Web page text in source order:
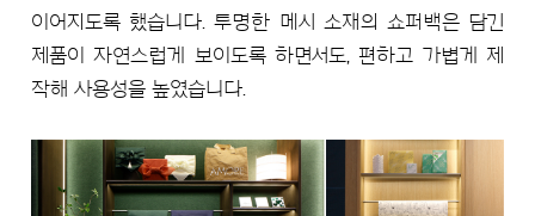
이어지도록 했습니다. 투명한 메시 소재의 쇼퍼백은 담긴
제품이 자연스럽게 보이도록 하면서도, 편하고 가볍게 제
작해 사용성을 높였습니다.